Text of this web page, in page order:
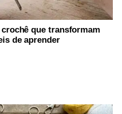
que transformam
de aprender